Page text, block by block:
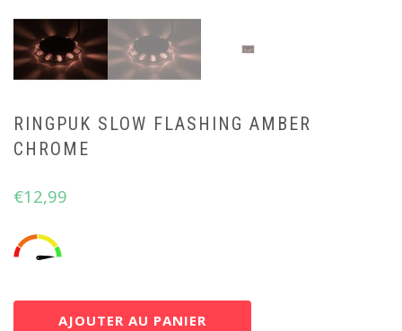
RINGPUK SLOW FLASHING AMBER
CHROME
€12,99
AJOUTER AU PANIER